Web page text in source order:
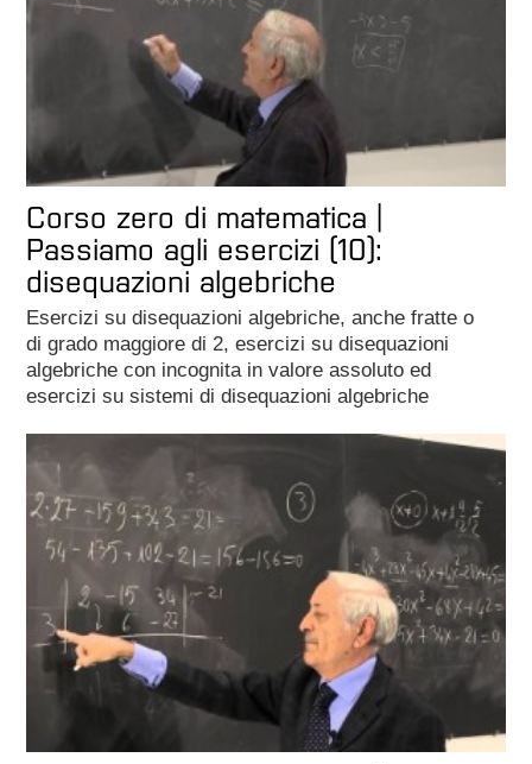
Corso zero di matematica |
Passiamo agli esercizi (10):
disequazioni algebriche
Esercizi su disequazioni algebriche, anche fratte o
di grado maggiore di 2, esercizi su disequazioni
algebriche con incognita in valore assoluto ed
esercizi su sistemi di disequazioni algebriche